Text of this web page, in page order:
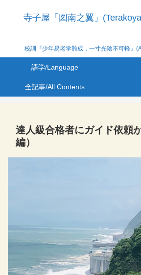
寺子屋「図南之翼」
校訓『少年易老学難成，一寸光陰不可軽』
語学/Language
全記事/All Contents
達人級合格者にガイド依頼
編）